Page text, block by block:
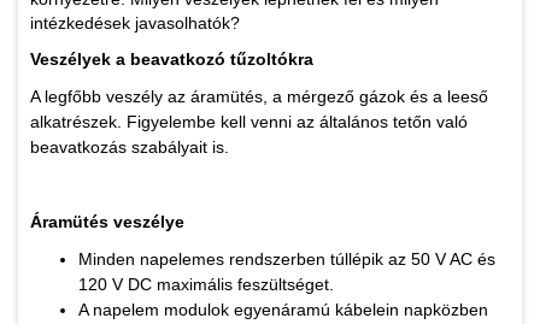
intézkedések javasolhatók?
Veszélyek a beavatkozó tűzoltókra
A legfőbb veszély az áramütés, a mérgező gázok és a leeső
alkatrészek. Figyelembe kell venni az általános tetőn való
beavatkozás szabályait is.
Áramütés veszélye
Minden napelemes rendszerben túllépik az 50 V AC és
120 V DC maximális feszültséget.
A napelem modulok egyenáramú kábelein napközben